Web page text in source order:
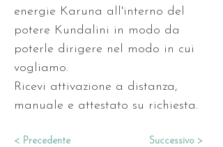
energie Karuna all'interno del
potere Kundalini in modo da
poterle dirigere nel modo in cui
vogliamo.
Ricevi attivazione a distanza,
manuale e attestato su richiesta.
< Precedente Successivo >